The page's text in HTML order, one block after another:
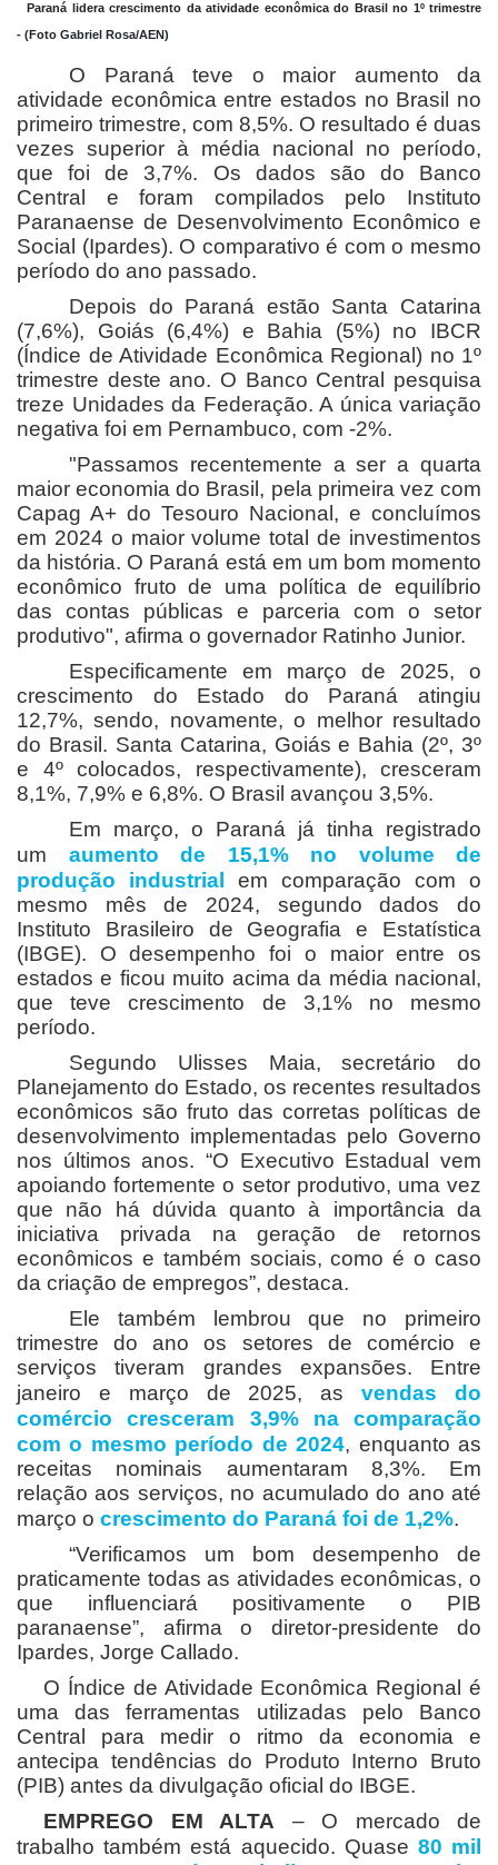
Paraná lidera crescimento da atividade econômica do Brasil no 1º trimestre
- (Foto Gabriel Rosa/AEN)
O Paraná teve o maior aumento da
atividade econômica entre estados no Brasil no
primeiro trimestre, com 8,5%. O resultado é duas
vezes superior à média nacional no período,
que foi de 3,7%. Os dados são do Banco
Central e foram compilados pelo Instituto
Paranaense de Desenvolvimento Econômico e
Social (Ipardes). O comparativo é com o mesmo
período do ano passado.
Depois do Paraná estão Santa Catarina
(7,6%), Goiás (6,4%) e Bahia (5%) no IBCR
(Índice de Atividade Econômica Regional) no 1º
trimestre deste ano. O Banco Central pesquisa
treze Unidades da Federação. A única variação
negativa foi em Pernambuco, com -2%.
"Passamos recentemente a ser a quarta
maior economia do Brasil, pela primeira vez com
Capag A+ do Tesouro Nacional, e concluímos
em 2024 o maior volume total de investimentos
da história. O Paraná está em um bom momento
econômico fruto de uma política de equilíbrio
das contas públicas e parceria com o setor
produtivo", afirma o governador Ratinho Junior.
Especificamente em março de 2025, o
crescimento do Estado do Paraná atingiu
12,7%, sendo, novamente, o melhor resultado
do Brasil. Santa Catarina, Goiás e Bahia (2º, 3º
e 4º colocados, respectivamente), cresceram
8,1%, 7,9% e 6,8%. O Brasil avançou 3,5%.
Em março, o Paraná já tinha registrado
um aumento de 15,1% no volume de
produção industrial
em comparação com o
mesmo mês de 2024, segundo dados do
Instituto Brasileiro de Geografia e Estatística
(IBGE). O desempenho foi o maior entre os
estados e ficou muito acima da média nacional,
que teve crescimento de 3,1% no mesmo
período.
Segundo Ulisses Maia, secretário do
Planejamento do Estado, os recentes resultados
econômicos são fruto das corretas políticas de
desenvolvimento implementadas pelo Governo
nos últimos anos. “O Executivo Estadual vem
apoiando fortemente o setor produtivo, uma vez
que não há dúvida quanto à importância da
iniciativa privada na geração de retornos
econômicos e também sociais, como é o caso
da criação de empregos”, destaca.
Ele também lembrou que no primeiro
trimestre do ano os setores de comércio e
serviços tiveram grandes expansões. Entre
janeiro e março de 2025, asvendas do
comércio cresceram 3,9% na comparação
com o mesmo período de 2024, enquanto as
receitas nominais aumentaram 8,3%. Em
relação aos serviços, no acumulado do ano até
março o crescimento do Paraná foi de 1,2%.
“Verificamos um bom desempenho de
praticamente todas as atividades econômicas, o
que influenciará positivamente o PIB
paranaense”, afirma o diretor-presidente do
Ipardes, Jorge Callado.
O Índice de Atividade Econômica Regional é
uma das ferramentas utilizadas pelo Banco
Central para medir o ritmo da economia e
antecipa tendências do Produto Interno Bruto
(PIB) antes da divulgação oficial do IBGE.
EMPREGO EM ALTA – O mercado de
trabalho também está aquecido. Quase 80 mil